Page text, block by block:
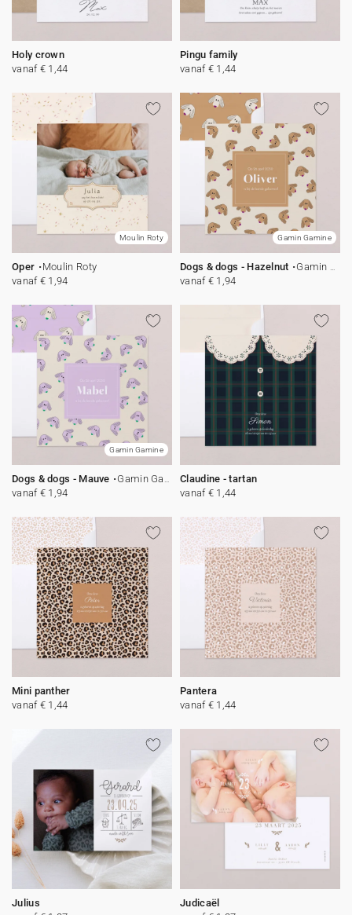
Holy crown
vanaf € 1,44
Pingu family
vanaf € 1,44
Moulin Roty
Oper
Moulin Roty
vanaf € 1,94
Gamin Gamine
Dogs & dogs - Hazelnut
Gamin Gamine
vanaf € 1,94
Gamin Gamine
Dogs & dogs - Mauve
Gamin Gamine
vanaf € 1,94
Claudine - tartan
vanaf € 1,44
Mini panther
vanaf € 1,44
Pantera
vanaf € 1,44
Julius
Judicaël